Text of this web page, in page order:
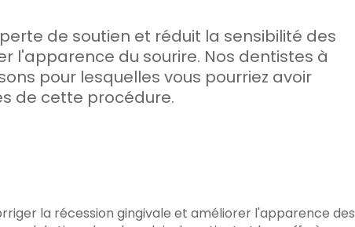
de soutien et réduit la sensibilité des
l'apparence du sourire. Nos dentistes à
pour lesquelles vous pourriez avoir
de cette procédure.
la récession gingivale et améliorer l'apparence des